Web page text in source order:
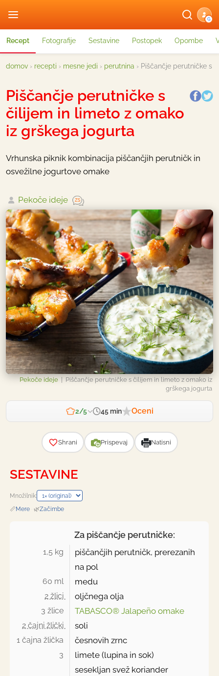
G
Recept Fotografije Sestavine Postopek Opombe
domov › recepti › mesne jedi › perutnina › Piščančje perutničke s
Piščančje perutničke s
čilijem in limeto z omako
iz grškega jogurta
Vrhunska piknik kombinacija piščančjih perutničk in
osvežilne jogurtove omake
Pekoče ideje
Pekoče ideje | Piščančje perutničke s čilijem in limeto z omako iz
grškega jogurta
2/5 45 min Oceni
Shrani Prispevaj Natisni
SESTAVINE
Množilnik:
📏Mere 🌿Začimbe
Za piščančje perutničke:
1,5 kg
piščančjih perutničk, prerezanih
na pol
60 ml medu
2 žlici oljčnega olja
3 žlice TABASCO® Jalapeño omake
2 čajni žlički soli
1 čajna žlička česnovih zrnc
3
limete (lupina in sok)
sesekljan svež koriander